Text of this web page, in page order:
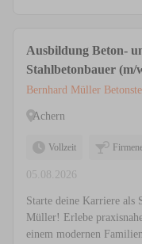
Ausbildung Beton-
Stahlbetonbauer (m/
Bernhard Müller
Achern
Vollzeit
05.08.2026
Starte deine Karriere als
Müller! Erlebe
einem modernen